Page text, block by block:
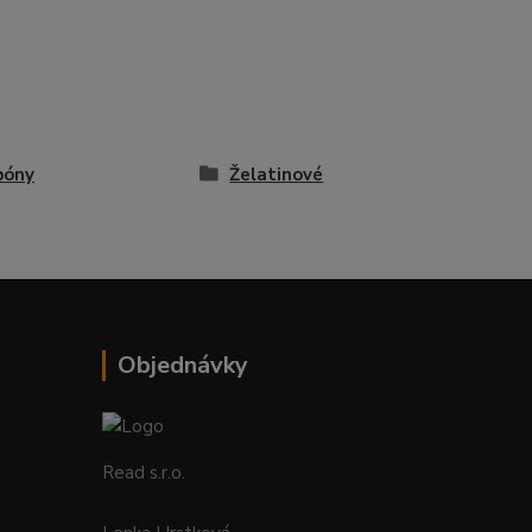
Želatinové
Objednávky
Read s.r.o.